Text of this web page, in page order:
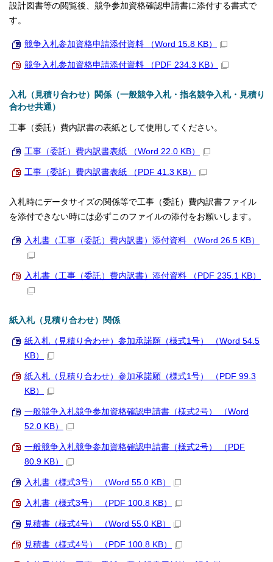
設計図書等の閲覧後、競争参加資格確認申請書に添付する書式で
す。
競争入札参加資格申請添付資料 （Word 15.8 KB）
競争入札参加資格申請添付資料 （PDF 234.3 KB）
入札（見積り合わせ）関係（一般競争入札・指名競争入札・見積り
合わせ共通）
工事（委託）費内訳書の表紙として使用してください。
工事（委託）費内訳書表紙 （Word 22.0 KB）
工事（委託）費内訳書表紙 （PDF 41.3 KB）
入札時にデータサイズの関係等で工事（委託）費内訳書ファイル
を添付できない時には必ずこのファイルの添付をお願いします。
入札書（工事（委託）費内訳書）添付資料 （Word 26.5 KB）
入札書（工事（委託）費内訳書）添付資料 （PDF 235.1 KB）
紙入札（見積り合わせ）関係
紙入札（見積り合わせ）参加承諾願（様式1号） （Word 54.5
KB）
紙入札（見積り合わせ）参加承諾願（様式1号） （PDF 99.3
KB）
一般競争入札競争参加資格確認申請書（様式2号） （Word
52.0 KB）
一般競争入札競争参加資格確認申請書（様式2号） （PDF
80.9 KB）
入札書（様式3号） （Word 55.0 KB）
入札書（様式3号） （PDF 100.8 KB）
見積書（様式4号） （Word 55.0 KB）
見積書（様式4号） （PDF 100.8 KB）